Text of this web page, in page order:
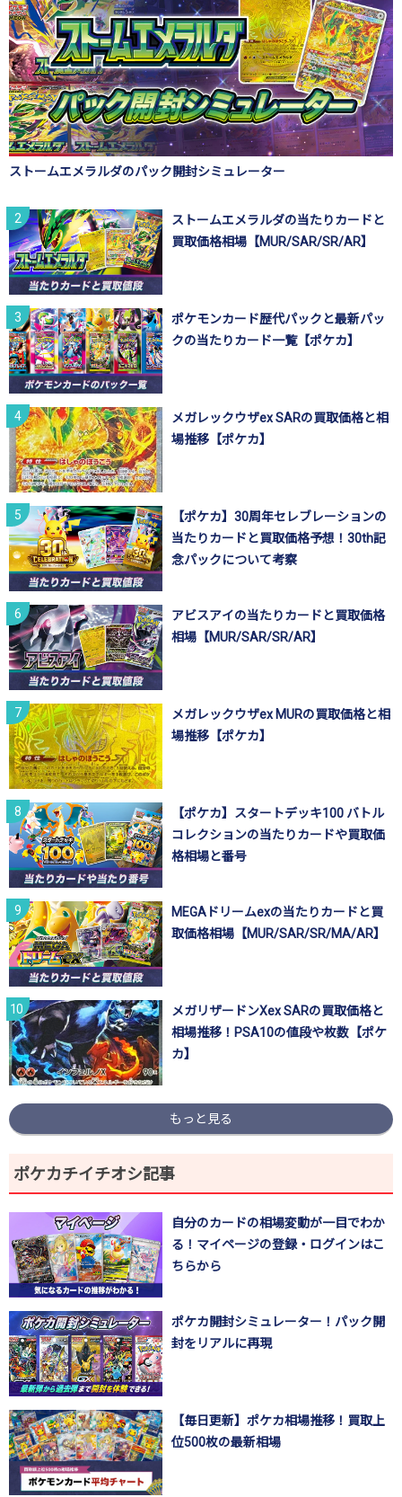
ストームエメラルダのパック開封シミュレーター
ストームエメラルダの当たりカードと
買取価格相場【MUR/SAR/SR/AR】
ポケモンカード歴代パックと最新パッ
クの当たりカード一覧【ポケカ】
メガレックウザex SARの買取価格と相
場推移【ポケカ】
【ポケカ】30周年セレブレーションの
当たりカードと買取価格予想！30th記
念パックについて考察
アビスアイの当たりカードと買取価格
相場【MUR/SAR/SR/AR】
メガレックウザex MURの買取価格と相
場推移【ポケカ】
【ポケカ】スタートデッキ100 バトル
コレクションの当たりカードや買取価
格相場と番号
MEGAドリームexの当たりカードと買
取価格相場【MUR/SAR/SR/MA/AR】
メガリザードンXex SARの買取価格と
相場推移！PSA10の値段や枚数【ポケ
カ】
もっと見る
ポケカチイチオシ記事
自分のカードの相場変動が一目でわか
る！マイページの登録・ログインはこ
ちらから
ポケカ開封シミュレーター！パック開
封をリアルに再現
【毎日更新】ポケカ相場推移！買取上
位500枚の最新相場